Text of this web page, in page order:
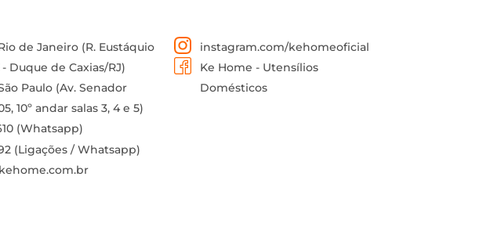
de Janeiro (R. Eustáquio
Duque de Caxias/RJ)
Paulo (Av. Senador
10º andar salas 3, 4 e 5)
(Whatsapp)
(Ligações / Whatsapp)
instagram.com/kehomeoficial
Ke Home - Utensílios
Domésticos